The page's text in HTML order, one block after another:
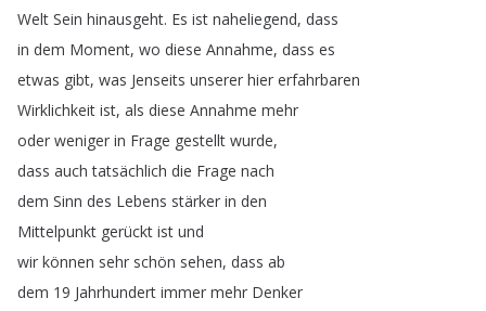
Welt Sein hinausgeht. Es ist naheliegend, dass
in dem Moment, wo diese Annahme, dass es
etwas gibt, was Jenseits unserer hier erfahrbaren
Wirklichkeit ist, als diese Annahme mehr
oder weniger in Frage gestellt wurde,
dass auch tatsächlich die Frage nach
dem Sinn des Lebens stärker in den
Mittelpunkt gerückt ist und
wir können sehr schön sehen, dass ab
dem 19 Jahrhundert immer mehr Denker